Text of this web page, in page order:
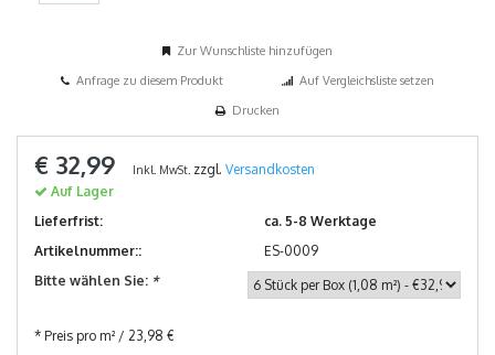
Zur Wunschliste hinzufügen
Anfrage zu diesem Produkt
Auf Vergleichsliste setzen
Drucken
€ 32,99 Inkl. MwSt. zzgl. Versandkosten
Auf Lager
Lieferfrist:
ca. 5-8 Werktage
Artikelnummer::
ES-0009
Bitte wählen Sie: *
* Preis pro m² / 23,98 €